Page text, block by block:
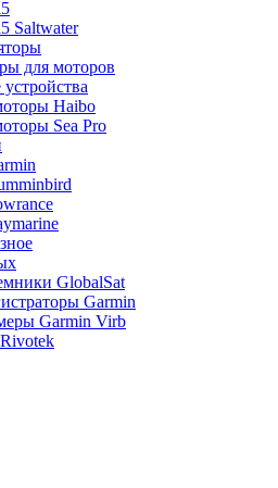
Saltwater
для моторов
Haibo
Sea Pro
GlobalSat
Garmin
Garmin Virb